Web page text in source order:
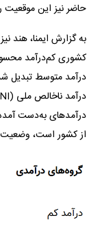
حاضر نیز این موقعیت
به گزارش ایمنا،
کشوری کم‌درآمد
درآمد متوسط تبدیل
درآمد‌های به‌دست
از کشور است،